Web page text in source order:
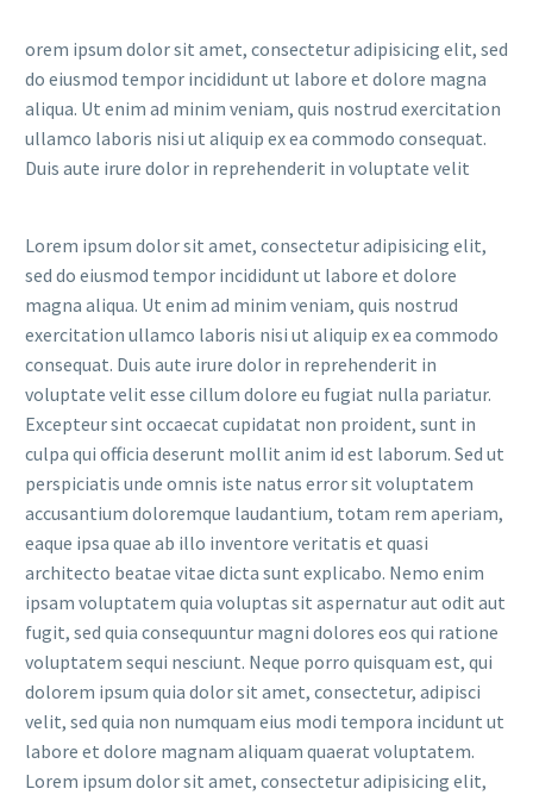
orem ipsum dolor sit amet, consectetur adipisicing elit, sed
do eiusmod tempor incididunt ut labore et dolore magna
aliqua. Ut enim ad minim veniam, quis nostrud exercitation
ullamco laboris nisi ut aliquip ex ea commodo consequat.
Duis aute irure dolor in reprehenderit in voluptate velit
Lorem ipsum dolor sit amet, consectetur adipisicing elit,
sed do eiusmod tempor incididunt ut labore et dolore
magna aliqua. Ut enim ad minim veniam, quis nostrud
exercitation ullamco laboris nisi ut aliquip ex ea commodo
consequat. Duis aute irure dolor in reprehenderit in
voluptate velit esse cillum dolore eu fugiat nulla pariatur.
Excepteur sint occaecat cupidatat non proident, sunt in
culpa qui officia deserunt mollit anim id est laborum. Sed ut
perspiciatis unde omnis iste natus error sit voluptatem
accusantium doloremque laudantium, totam rem aperiam,
eaque ipsa quae ab illo inventore veritatis et quasi
architecto beatae vitae dicta sunt explicabo. Nemo enim
ipsam voluptatem quia voluptas sit aspernatur aut odit aut
fugit, sed quia consequuntur magni dolores eos qui ratione
voluptatem sequi nesciunt. Neque porro quisquam est, qui
dolorem ipsum quia dolor sit amet, consectetur, adipisci
velit, sed quia non numquam eius modi tempora incidunt ut
labore et dolore magnam aliquam quaerat voluptatem.
Lorem ipsum dolor sit amet, consectetur adipisicing elit,